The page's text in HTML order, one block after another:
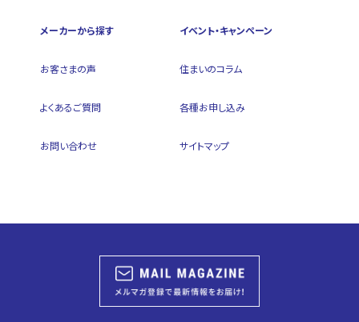
メーカーから探す イベント・キャンペーン
お客さまの声 住まいのコラム
よくあるご質問 各種お申し込み
お問い合わせ サイトマップ